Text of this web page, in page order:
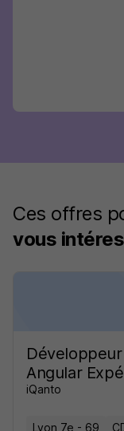
Ces offres
vous
Angular
iQanto
Lyon 7e - 69